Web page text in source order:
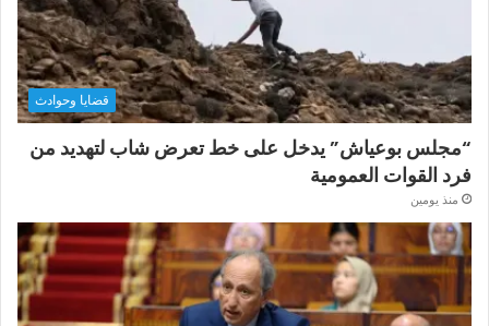
قضايا وحوادث
“مجلس بوعياش” يدخل على خط تعرض شاب لتهديد من
فرد القوات العمومية
منذ يومين